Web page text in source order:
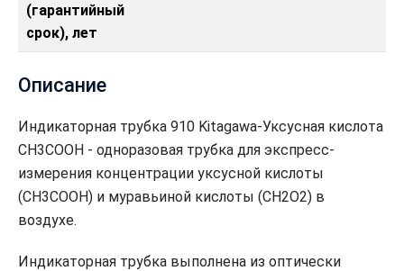
(гарантийный
срок), лет
Описание
Индикаторная трубка 910 Kitagawa-Уксусная кислота
CH3COOH - одноразовая трубка для экспресс-
измерения концентрации уксусной кислоты
(CH3COOH) и муравьиной кислоты (CH2O2) в
воздухе.
Индикаторная трубка выполнена из оптически